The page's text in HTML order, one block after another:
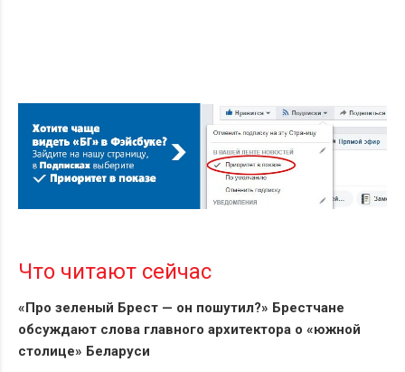
Что читают сейчас
«Про зеленый Брест — он пошутил?» Брестчане
обсуждают слова главного архитектора о «южной
столице» Беларуси